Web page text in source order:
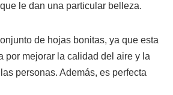
le dan una particular belleza.
de hojas bonitas, ya que esta
por mejorar la calidad del aire y la
personas. Además, es perfecta